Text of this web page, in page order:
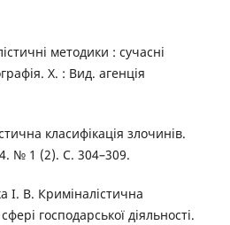
методики : сучасні
Х. : Вид. агенція
класифікація злочинів.
№ 1 (2). С. 304–309.
І. В. Криміналістична
господарської діяльності.